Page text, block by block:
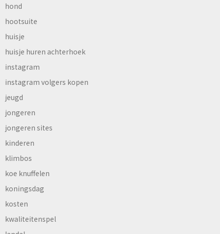
hond
hootsuite
huisje
huisje huren achterhoek
instagram
instagram volgers kopen
jeugd
jongeren
jongeren sites
kinderen
klimbos
koe knuffelen
koningsdag
kosten
kwaliteitenspel